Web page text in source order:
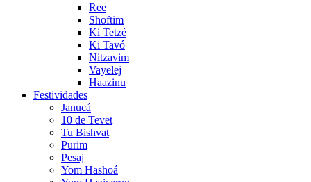
Ree
Shoftim
Ki Tetzé
Ki Tavó
Nitzavim
Vayelej
Haazinu
Festividades
Janucá
10 de Tevet
Tu Bishvat
Purim
Pesaj
Yom Hashoá